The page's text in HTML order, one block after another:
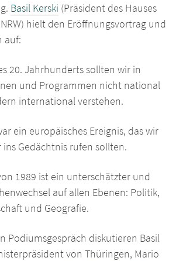
Basil Kerski (Präsident des Hauses
hielt den Eröffnungsvortrag und
auf:
20. Jahrhunderts sollten wir in
und Programmen nicht national
international verstehen.
ein europäisches Ereignis, das wir
Gedächtnis rufen sollten.
1989 ist ein unterschätzter und
auf allen Ebenen: Politik,
und Geografie.
Podiumsgespräch diskutieren Basil
von Thüringen, Mario